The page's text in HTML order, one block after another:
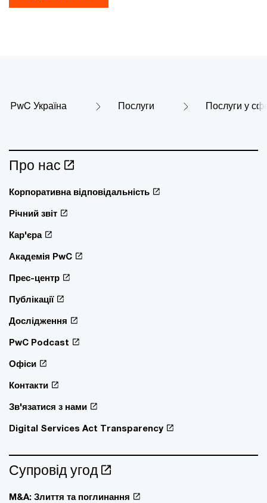
PwC Україна Послуги Послуги у
Про нас
Корпоративна відповідальність
Річний звіт
Кар'єра
Академія PwC
Прес-центр
Публікації
Дослідження
PwC Podcast
Офіси
Контакти
Зв'язатися з нами
Digital Services Act Transparency
Супровід угод
M&A: Злиття та поглинання